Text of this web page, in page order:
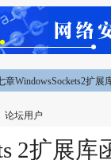
WindowsSockets2扩展
论坛用户
2扩展